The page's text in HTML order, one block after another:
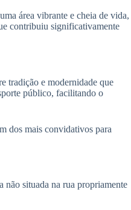
área vibrante e cheia de vida,
contribuiu significativamente
tradição e modernidade que
público, facilitando o
dos mais convidativos para
não situada na rua propriamente